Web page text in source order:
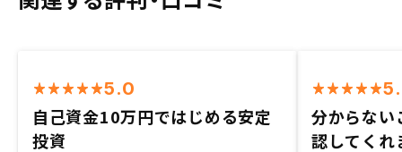
5.0
自己資金10万円ではじめる安定
投資
分からない
認してくれ